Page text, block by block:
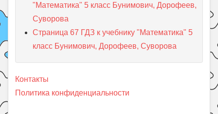
"Математика" 5 класс Бунимович, Дорофеев,
Суворова
Страница 67 ГДЗ к учебнику "Математика" 5
класс Бунимович, Дорофеев, Суворова
Контакты
Политика конфиденциальности